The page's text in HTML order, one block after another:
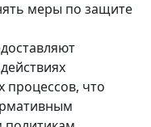
меры по защите
процессов, что